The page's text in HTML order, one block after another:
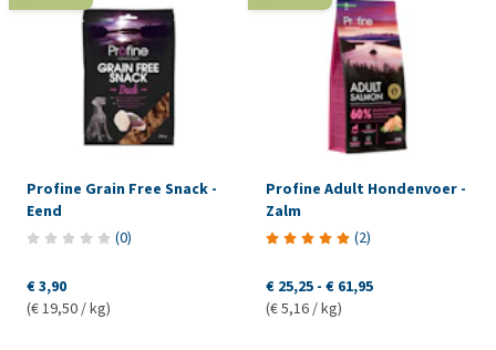
Profine Grain Free Snack -
Eend
(0)
€ 3,90
(€ 19,50 / kg)
Profine Adult Hondenvoer -
Zalm
(2)
€ 25,25 - € 61,95
(€ 5,16 / kg)